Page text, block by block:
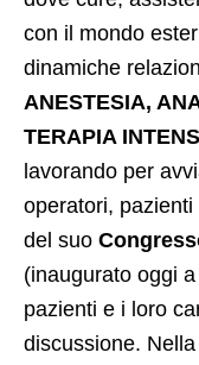
con il mondo
dinamiche
ANESTESIA,
TERAPIA
lavorando per
operatori, pazienti
del suo
(inaugurato oggi
pazienti e i loro
discussione.